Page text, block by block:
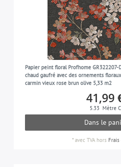
Papier peint floral Profhome
chaud gaufré avec des ornements
carmin vieux rose brun olive 5,33 m2
41,99
5.33 Mètre
Dans le
*avec TVAhors